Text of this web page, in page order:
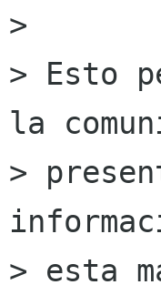
>
> Esto
la
>
> esta